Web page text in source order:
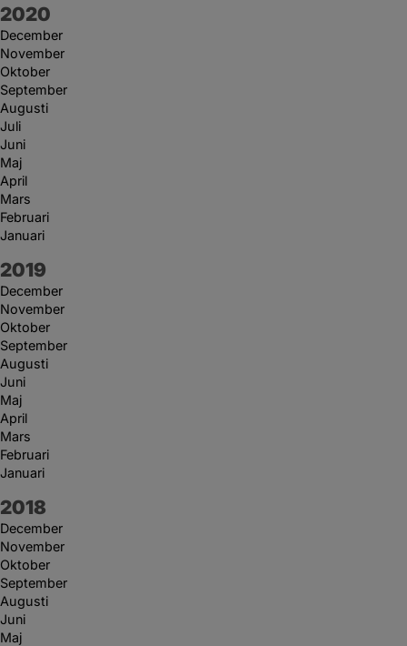
År:
2020
December
November
Oktober
September
Augusti
Juli
Juni
Maj
April
Mars
Februari
Januari
År:
2019
December
November
Oktober
September
Augusti
Juni
Maj
April
Mars
Februari
Januari
År:
2018
December
November
Oktober
September
Augusti
Juni
Maj